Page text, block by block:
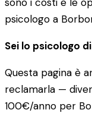
psicologo a
Sei lo psicologo
Questa pagina è
reclamarla —
100€/anno per